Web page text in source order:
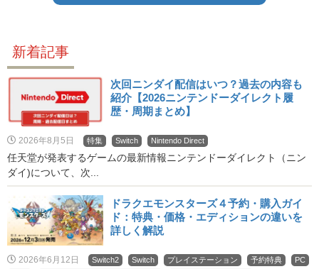
新着記事
次回ニンダイ配信はいつ？過去の内容も
紹介【2026ニンテンドーダイレクト履
歴・周期まとめ】
2026年8月5日 特集 Switch Nintendo Direct
任天堂が発表するゲームの最新情報ニンテンドーダイレクト（ニン
ダイ)について、次...
ドラクエモンスターズ４予約・購入ガイ
ド：特典・価格・エディションの違いを
詳しく解説
2026年6月12日 Switch2 Switch プレイステーション 予約特典
PC